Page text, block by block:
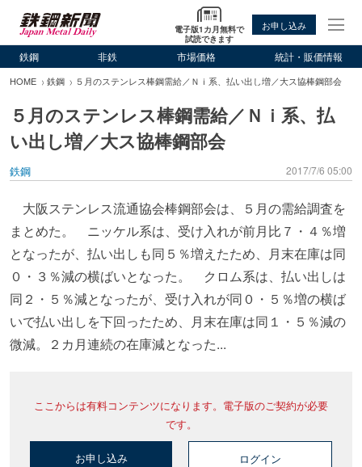
電子版1カ月無料で
試読できます
お申し込み
鉄鋼 非鉄 市場価格 統計・販価情報
HOME 鉄鋼 ５月のステンレス棒鋼需給／Ｎｉ系、払い出し増／大ス協棒鋼部会
５月のステンレス棒鋼需給／Ｎｉ系、払
い出し増／大ス協棒鋼部会
鉄鋼 2017/7/6 05:00
大阪ステンレス流通協会棒鋼部会は、５月の需給調査を
まとめた。 ニッケル系は、受け入れが前月比７・４％増
となったが、払い出しも同５％増えたため、月末在庫は同
０・３％減の横ばいとなった。 クロム系は、払い出しは
同２・５％減となったが、受け入れが同０・５％増の横ば
いで払い出しを下回ったため、月末在庫は同１・５％減の
微減。２カ月連続の在庫減となった...
ここからは有料コンテンツになります。電子版のご契約が必要
です。
お申し込み ログイン